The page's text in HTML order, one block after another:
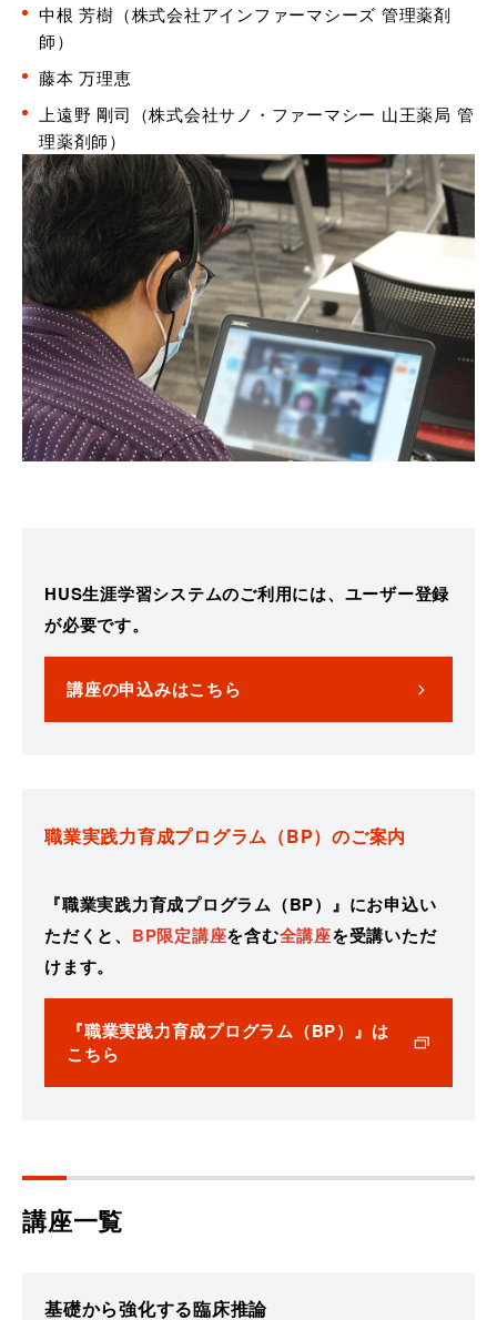
中根 芳樹（株式会社アインファーマシーズ 管理薬剤
師）
藤本 万理恵
上遠野 剛司（株式会社サノ・ファーマシー 山王薬局 管
理薬剤師）
HUS生涯学習システムのご利用には、ユーザー登録
が必要です。
講座の申込みはこちら
職業実践力育成プログラム（BP）のご案内
『職業実践力育成プログラム（BP）』にお申込い
ただくと、 BP限定講座を含む全講座を受講いただ
けます。
『職業実践力育成プログラム（BP）』は
こちら
講座一覧
基礎から強化する臨床推論